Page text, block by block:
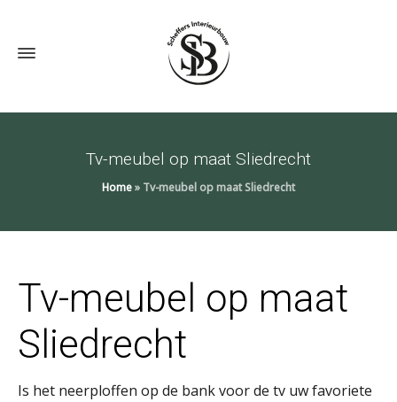
Tv-meubel op maat Sliedrecht
Home» Tv-meubel op maat Sliedrecht
Tv-meubel op maat
Sliedrecht
Is het neerploffen op de bank voor de tv uw favoriete